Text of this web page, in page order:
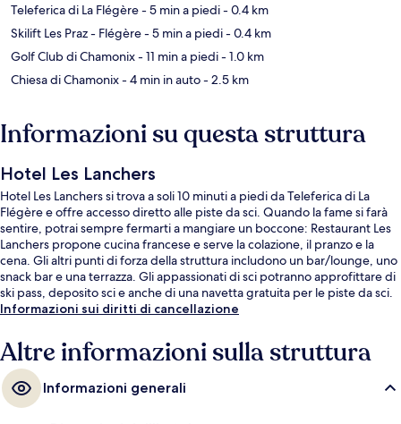
Teleferica di La Flégère- 5 min a piedi- 0.4 km
Skilift Les Praz - Flégère- 5 min a piedi- 0.4 km
Golf Club di Chamonix- 11 min a piedi- 1.0 km
Chiesa di Chamonix- 4 min in auto- 2.5 km
Informazioni su questa struttura
Hotel Les Lanchers
Hotel Les Lanchers si trova a soli 10 minuti a piedi da Teleferica di La
Flégère e offre accesso diretto alle piste da sci. Quando la fame si farà
sentire, potrai sempre fermarti a mangiare un boccone: Restaurant Les
Lanchers propone cucina francese e serve la colazione, il pranzo e la
cena. Gli altri punti di forza della struttura includono un bar/lounge, uno
snack bar e una terrazza. Gli appassionati di sci potranno approfittare di
ski pass, deposito sci e anche di una navetta gratuita per le piste da sci.
Informazioni sui diritti di cancellazione
Altre informazioni sulla struttura
Informazioni generali